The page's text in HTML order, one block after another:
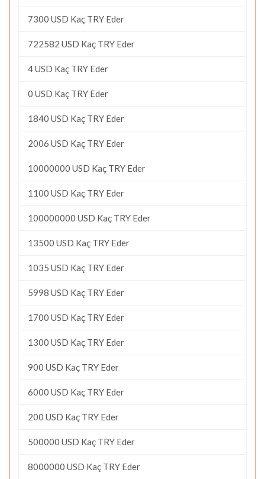
7300 USD Kaç TRY Eder
722582 USD Kaç TRY Eder
4 USD Kaç TRY Eder
0 USD Kaç TRY Eder
1840 USD Kaç TRY Eder
2006 USD Kaç TRY Eder
10000000 USD Kaç TRY Eder
1100 USD Kaç TRY Eder
100000000 USD Kaç TRY Eder
13500 USD Kaç TRY Eder
1035 USD Kaç TRY Eder
5998 USD Kaç TRY Eder
1700 USD Kaç TRY Eder
1300 USD Kaç TRY Eder
900 USD Kaç TRY Eder
6000 USD Kaç TRY Eder
200 USD Kaç TRY Eder
500000 USD Kaç TRY Eder
8000000 USD Kaç TRY Eder